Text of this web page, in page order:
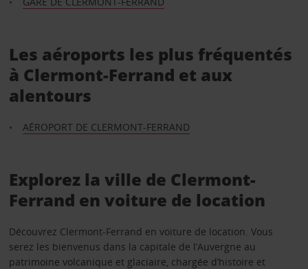
Les aéroports les plus fréquentés
à Clermont-Ferrand et aux
alentours
AÉROPORT DE CLERMONT-FERRAND
Explorez la ville de Clermont-
Ferrand en voiture de location
Découvrez Clermont-Ferrand en voiture de location. Vous
serez les bienvenus dans la capitale de l’Auvergne au
patrimoine volcanique et glaciaire, chargée d’histoire et